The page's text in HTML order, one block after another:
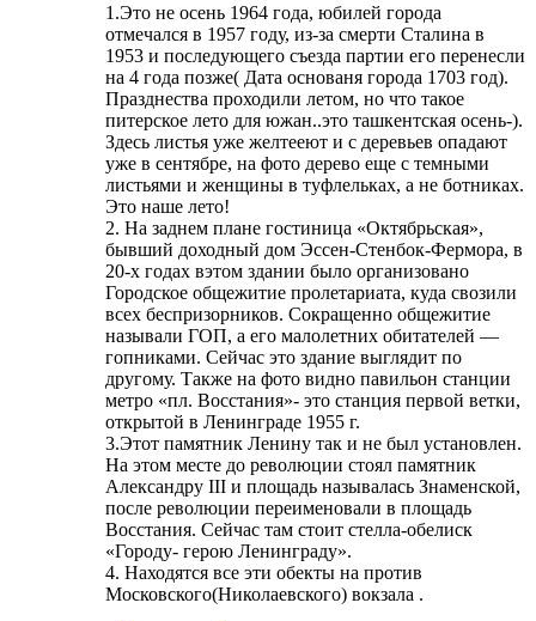
1.Это не осень 1964 года, юбилей города
отмечался в 1957 году, из-за смерти Сталина в
1953 и последующего съезда партии его перенесли
на 4 года позже( Дата основаня города 1703 год).
Празднества проходили летом, но что такое
питерское лето для южан..это ташкентская осень-).
Здесь листья уже желтееют и с деревьев опадают
уже в сентябре, на фото дерево еще с темными
листьями и женщины в туфлельках, а не ботниках.
Это наше лето!
2. На заднем плане гостиница «Октябрьская»,
бывший доходный дом Эссен-Стенбок-Фермора, в
20-х годах вэтом здании было организовано
Городское общежитие пролетариата, куда свозили
всех беспризорников. Сокращенно общежитие
называли ГОП, а его малолетних обитателей —
гопниками. Сейчас это здание выглядит по
другому. Также на фото видно павильон станции
метро «пл. Восстания»- это станция первой ветки,
открытой в Ленинграде 1955 г.
3.Этот памятник Ленину так и не был установлен.
На этом месте до революции стоял памятник
Александру III и площадь называлась Знаменской,
после революции переименовали в площадь
Восстания. Сейчас там стоит стелла-обелиск
«Городу- герою Ленинграду».
4. Находятся все эти обекты на против
Московского(Николаевского) вокзала .